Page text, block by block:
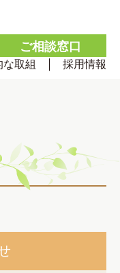
取組 採用情報
ご相談窓口